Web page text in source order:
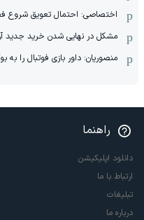
اختصاصی: احتمال تعویق شروع
مشکل در نهایی شدن خرید جدید
منصوریان: داور بازی فوتبال را به
راهنما
دانلود اپلیکیشن
ارتباط با ما
تبلیغات
درباره ما